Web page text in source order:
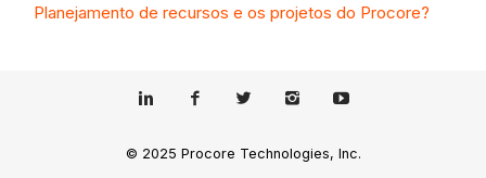
Planejamento de recursos e os projetos do Procore?
© 2025 Procore Technologies, Inc.